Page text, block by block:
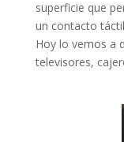
superficie que
un contacto
Hoy lo vemos a
televisores,